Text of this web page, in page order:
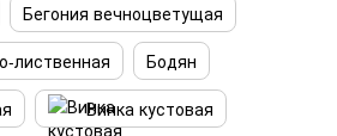
Бегония вечноцветущая
лиственная
Бодян
Винка кустовая